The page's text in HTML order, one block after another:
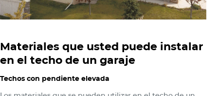
Materiales que usted puede instalar
en el techo de un garaje
Techos con pendiente elevada